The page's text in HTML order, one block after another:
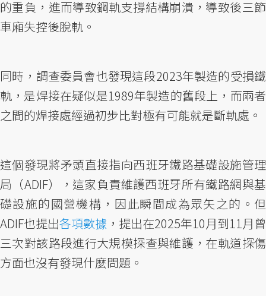
的重負，進而導致鋼軌支撐結構崩潰，導致後三節
車廂失控後脫軌。
同時，調查委員會也發現這段2023年製造的受損鐵
軌，是焊接在疑似是1989年製造的舊段上，而兩者
之間的焊接處經過初步比對極有可能就是斷軌處。
這個發現將矛頭直接指向西班牙鐵路基礎設施管理
局（ADIF），這家負責維護西班牙所有鐵路網與基
礎設施的國營機構，因此瞬間成為眾矢之的。但
ADIF也提出各項數據 ，提出在2025年10月到11月曾
三次對該路段進行大規模探查與維護，在軌道探傷
方面也沒有發現什麼問題。